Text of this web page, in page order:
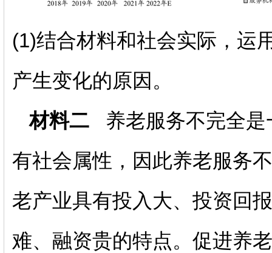
(1)结合材料和社会实际，运
产生变化的原因。
材料二养老服务不完全是
有社会属性，因此养老服务
老产业具有投入大、投资回
难、融资贵的特点。促进养